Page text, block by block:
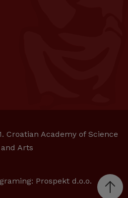
Croatian Academy of Science
and Arts
Prospekt d.o.o.